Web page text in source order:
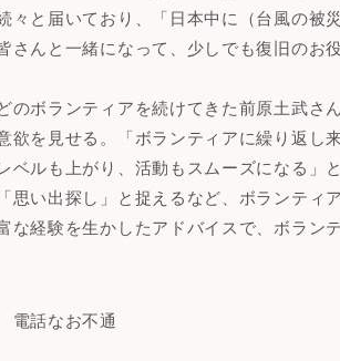
々と届いており、「日本中に（台風の被
さんと一緒になって、少しでも復旧のお
のボランティアを続けてきた前原土武さ
欲を見せる。「ボランティアに繰り返し
ルも上がり、活動もスムーズになる」と
思い出探し」と捉えるなど、ボランティ
な経験を生かしたアドバイスで、ボラン
電話なお不通